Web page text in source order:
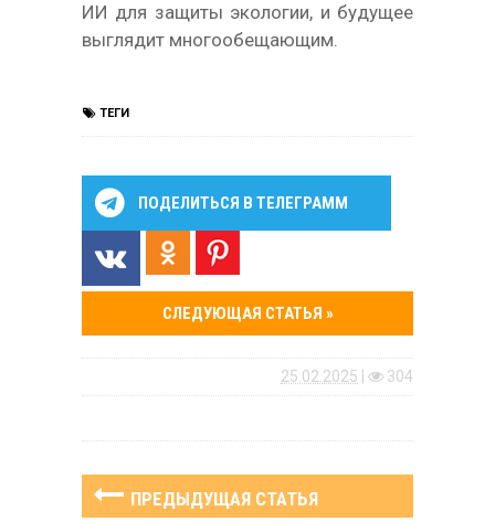
ИИ для защиты экологии, и будущее
выглядит многообещающим.
ТЕГИ
ПОДЕЛИТЬСЯ В ТЕЛЕГРАММ
СЛЕДУЮЩАЯ СТАТЬЯ »
25.02.2025 304
ПРЕДЫДУЩАЯ СТАТЬЯ